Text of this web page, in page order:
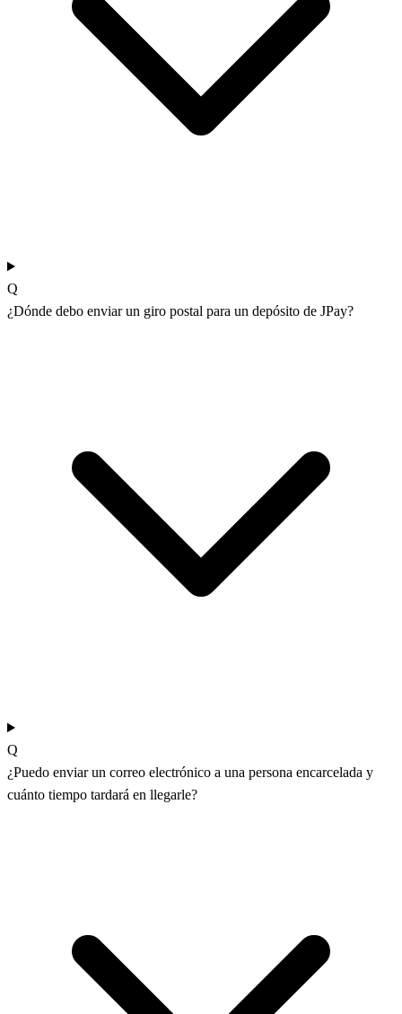
Q
¿Dónde debo enviar un giro postal para un depósito de JPay?
Q
¿Puedo enviar un correo electrónico a una persona encarcelada y
cuánto tiempo tardará en llegarle?